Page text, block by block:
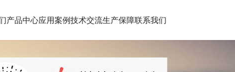
产品中心应用案例技术交流生产保障联系我们